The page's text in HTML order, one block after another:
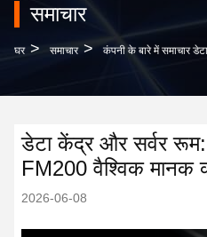
समाचार
घर > समाचार > कंपनी के बारे में समाचार डेटा केंद्र और सर्वर रूम:
डेटा केंद्र और सर्वर रूम:
FM200 वैश्विक मानक
2026-06-08